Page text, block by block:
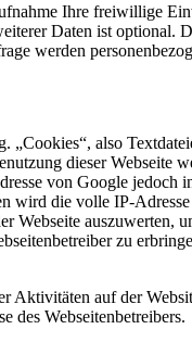
Ihre freiwillige
Daten ist optional.
werden
also
dieser Webseite
von Google jedoch
wird die volle IP-
auszuwerten,
zu
Aktivitäten auf der
des Webseitenbetreibers.